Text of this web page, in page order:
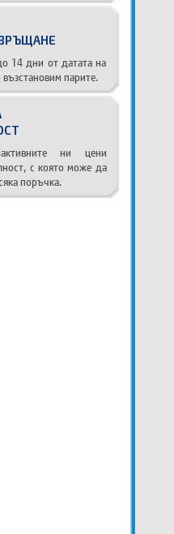
14 дни от датата на
парите.
ни цени
с която може да
поръчка.